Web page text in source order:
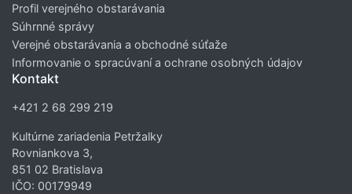
Profil verejného obstarávania
Súhrnné správy
Verejné obstarávania a obchodné súťaže
Informovanie o spracúvaní a ochrane osobných údajov
Kontakt
+421 2 68 299 219
Kultúrne zariadenia Petržalky
Rovniankova 3,
851 02 Bratislava
IČO: 00179949